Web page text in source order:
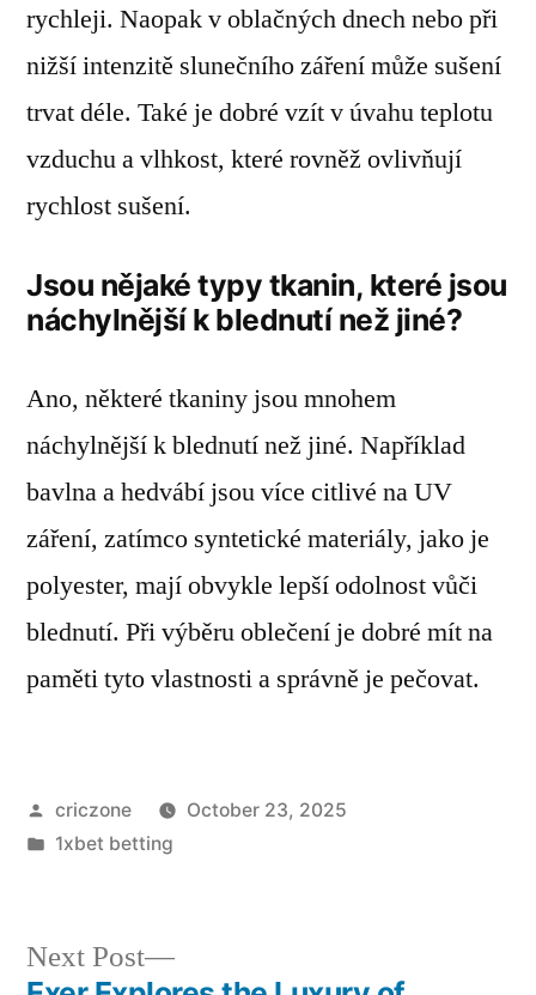
rychleji. Naopak v oblačných dnech nebo při
nižší intenzitě slunečního záření může sušení
trvat déle. Také je dobré vzít v úvahu teplotu
vzduchu a vlhkost, které rovněž ovlivňují
rychlost sušení.
Jsou nějaké typy tkanin, které jsou
náchylnější k blednutí než jiné?
Ano, některé tkaniny jsou mnohem
náchylnější k blednutí než jiné. Například
bavlna a hedvábí jsou více citlivé na UV
záření, zatímco syntetické materiály, jako je
polyester, mají obvykle lepší odolnost vůči
blednutí. Při výběru oblečení je dobré mít na
paměti tyto vlastnosti a správně je pečovat.
criczone
October 23, 2025
1xbet betting
Next Post